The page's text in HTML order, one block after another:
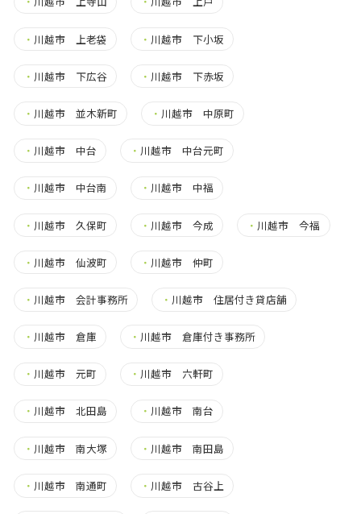
・ 川越市 上老袋 ・ 川越市 下小坂
・ 川越市 下広谷 ・ 川越市 下赤坂
・ 川越市 並木新町 ・ 川越市 中原町
・ 川越市 中台 ・ 川越市 中台元町
・ 川越市 中台南 ・ 川越市 中福
・ 川越市 久保町 ・ 川越市 今成 ・ 川越市 今福
・ 川越市 仙波町 ・ 川越市 仲町
・ 川越市 会計事務所 ・ 川越市 住居付き貸店舗
・ 川越市 倉庫 ・ 川越市 倉庫付き事務所
・ 川越市 元町 ・ 川越市 六軒町
・ 川越市 北田島 ・ 川越市 南台
・ 川越市 南大塚 ・ 川越市 南田島
・ 川越市 南通町 ・ 川越市 古谷上